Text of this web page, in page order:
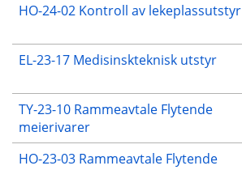
HO-24-02 Kontroll av lekeplassutstyr
EL-23-17 Medisinskteknisk utstyr
TY-23-10 Rammeavtale Flytende
meierivarer
HO-23-03 Rammeavtale Flytende